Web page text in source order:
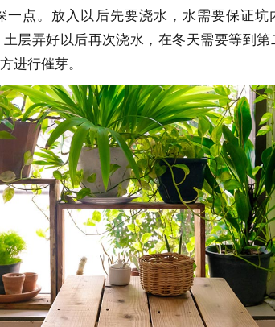
一点。放入以后先要浇水，水需要保证坑
层弄好以后再次浇水，在冬天需要等到第
进行催芽。